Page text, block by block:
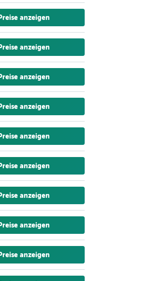
anzeigen
anzeigen
anzeigen
anzeigen
anzeigen
anzeigen
anzeigen
anzeigen
anzeigen